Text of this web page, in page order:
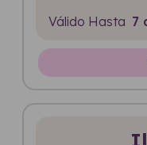
Válido Hasta 7